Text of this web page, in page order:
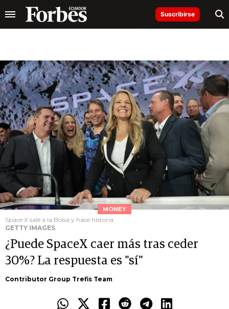
Suscribirse
MONEY
Space X sale a la Bolsa y hace historia
GETTY IMAGES
¿Puede SpaceX caer más tras ceder
30%? La respuesta es "sí"
Contributor Group Trefis Team